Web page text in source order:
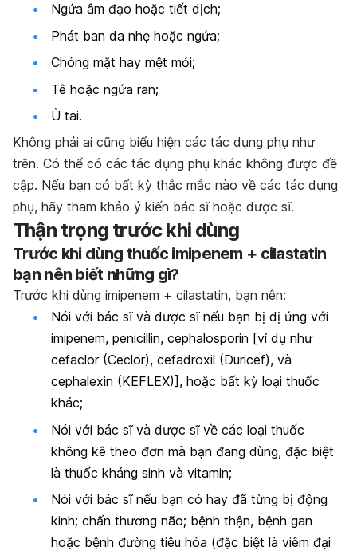
Ngứa âm đạo hoặc tiết dịch;
Phát ban da nhẹ hoặc ngứa;
Chóng mặt hay mệt mỏi;
Tê hoặc ngứa ran;
Ù tai.
Không phải ai cũng biểu hiện các tác dụng phụ như
trên. Có thể có các tác dụng phụ khác không được đề
cập. Nếu bạn có bất kỳ thắc mắc nào về các tác dụng
phụ, hãy tham khảo ý kiến bác sĩ hoặc dược sĩ.
Thận trọng trước khi dùng
Trước khi dùng thuốc imipenem + cilastatin
bạn nên biết những gì?
Trước khi dùng imipenem + cilastatin, bạn nên:
Nói với bác sĩ và dược sĩ nếu bạn bị dị ứng với
imipenem, penicillin, cephalosporin [ví dụ như
cefaclor (Ceclor), cefadroxil (Duricef), và
cephalexin (KEFLEX)], hoặc bất kỳ loại thuốc
khác;
Nói với bác sĩ và dược sĩ về các loại thuốc
không kê theo đơn mà bạn đang dùng, đặc biệt
là thuốc kháng sinh và vitamin;
Nói với bác sĩ nếu bạn có hay đã từng bị động
kinh; chấn thương não; bệnh thận, bệnh gan
hoặc bệnh đường tiêu hóa (đặc biệt là viêm đại